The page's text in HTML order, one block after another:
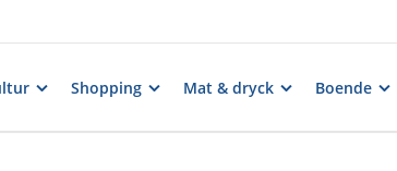
Shopping Mat & dryck Boende